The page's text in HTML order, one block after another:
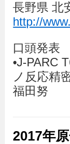
長野県 北
http://
口頭発表
•J-PARC
ノ反応精
福田努
2017年